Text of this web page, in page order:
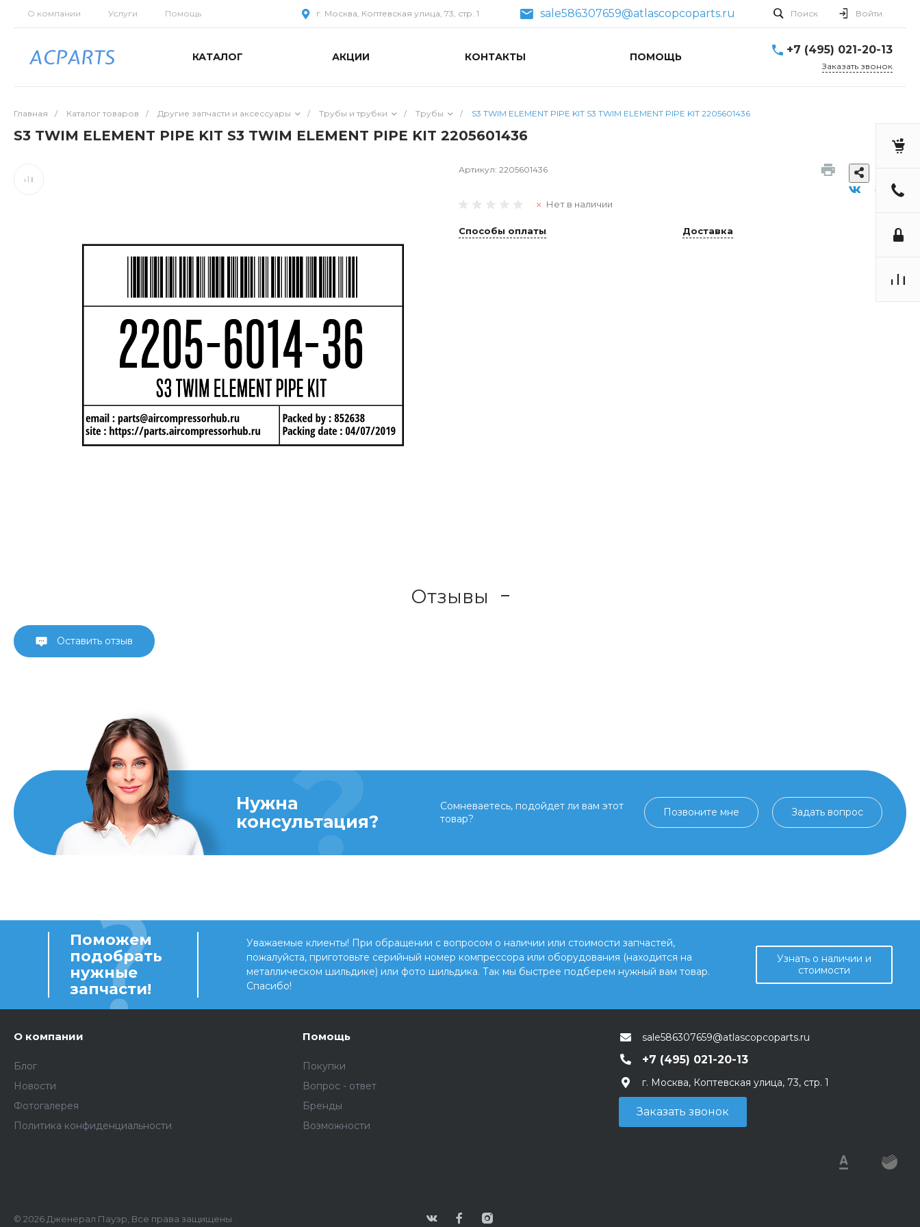
О компании Услуги Помощь г. Москва, Коптевская улица, 73, стр. 1 sale586307659@atlascopcoparts.ru Поиск Войти
КАТАЛОГ АКЦИИ КОНТАКТЫ ПОМОЩЬ
+7 (495) 021-20-13
Заказать звонок
Главная / Каталог товаров / Другие запчасти и аксессуары / Трубы и трубки / Трубы / S3 TWIM ELEMENT PIPE KIT S3 TWIM ELEMENT PIPE KIT 2205601436
S3 TWIM ELEMENT PIPE KIT S3 TWIM ELEMENT PIPE KIT 2205601436
Артикул: 2205601436
Нет в наличии
Способы оплаты Доставка
Отзывы
Оставить отзыв
Нужна
консультация?
Сомневаетесь, подойдет ли вам этот
товар?
Позвоните мне Задать вопрос
Поможем
подобрать
нужные
запчасти!
Уважаемые клиенты! При обращении с вопросом о наличии или стоимости запчастей,
пожалуйста, приготовьте серийный номер компрессора или оборудования (находится на
металлическом шильдике) или фото шильдика. Так мы быстрее подберем нужный вам товар.
Спасибо!
Узнать о наличии и
стоимости
О компании
Блог
Новости
Фотогалерея
Политика конфиденциальности
Помощь
Покупки
Вопрос - ответ
Бренды
Возможности
sale586307659@atlascopcoparts.ru
+7 (495) 021-20-13
г. Москва, Коптевская улица, 73, стр. 1
Заказать звонок
© 2026 Дженерал Пауэр, Все права защищены